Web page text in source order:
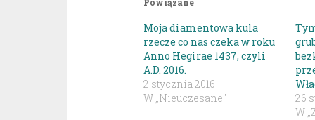
Moja diamentowa kula
rzecze co nas czeka w roku
Anno Hegirae 1437, czyli
A.D. 2016.
2 stycznia 2016
W „Nieuczesane"
26
W